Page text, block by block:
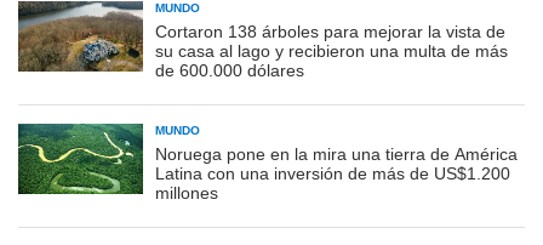
MUNDO
Cortaron 138 árboles para mejorar la vista de
su casa al lago y recibieron una multa de más
de 600.000 dólares
MUNDO
Noruega pone en la mira una tierra de América
Latina con una inversión de más de US$1.200
millones